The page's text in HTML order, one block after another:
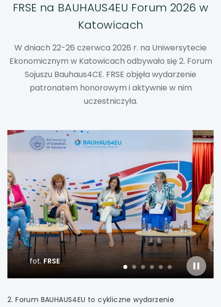
uwaga, link otwiera się w nowej karcie
uwaga, link otwiera się w nowej karcie
uwaga, link otwiera się w nowej karcie
uwaga, link otwiera się w nowej karcie
uwaga, link otwiera się w nowej karcie
uwaga, link otwiera się w nowej karcie
uwaga, link otwiera się w nowej karcie
uwaga, link otwiera się w nowej karcie
uwaga, link otwiera się w nowej karcie
uwaga, link otwiera się w nowej karcie
uwaga, link otwiera się w nowej karcie
FRSE na BAUHAUS4EU Forum 2026 w
Katowicach
W dniach 22-26 czerwca 2026 r. na Uniwersytecie
Ekonomicznym w Katowicach odbywało się 2. Forum
Sojuszu Bauhaus4CE. FRSE objęła wydarzenie
patronatem honorowym i aktywnie w nim
uczestniczyła.
fot. FRSE
slajd
numer1
slajd
numer2
slajd
numer3
slajd
numer4
slajd
numer5
slajd
numer6
slajder
2. Forum BAUHAUS4EU to cykliczne wydarzenie